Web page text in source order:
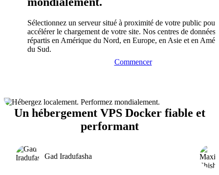
Sélectionnez un serveur situé à proximité de votre public pour
accélérer le chargement de votre site. Nos centres de données
répartis en Amérique du Nord, en Europe, en Asie et en
du Sud.
Commencer
Un hébergement VPS Docker fiable et
performant
Gad Iradufasha